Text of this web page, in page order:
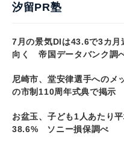
汐留PR塾
7月の景気DIは43.6で3カ
向く 帝国データバンク調
尼崎市、堂安律選手への
の市制110周年式典で掲示
お盆玉、子ども1人あたり
38.6% ソニー損保調べ